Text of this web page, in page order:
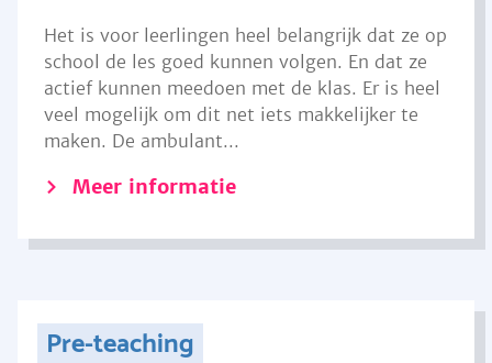
Het is voor leerlingen heel belangrijk dat ze op
school de les goed kunnen volgen. En dat ze
actief kunnen meedoen met de klas. Er is heel
veel mogelijk om dit net iets makkelijker te
maken. De ambulant...
Meer informatie
Pre-teaching